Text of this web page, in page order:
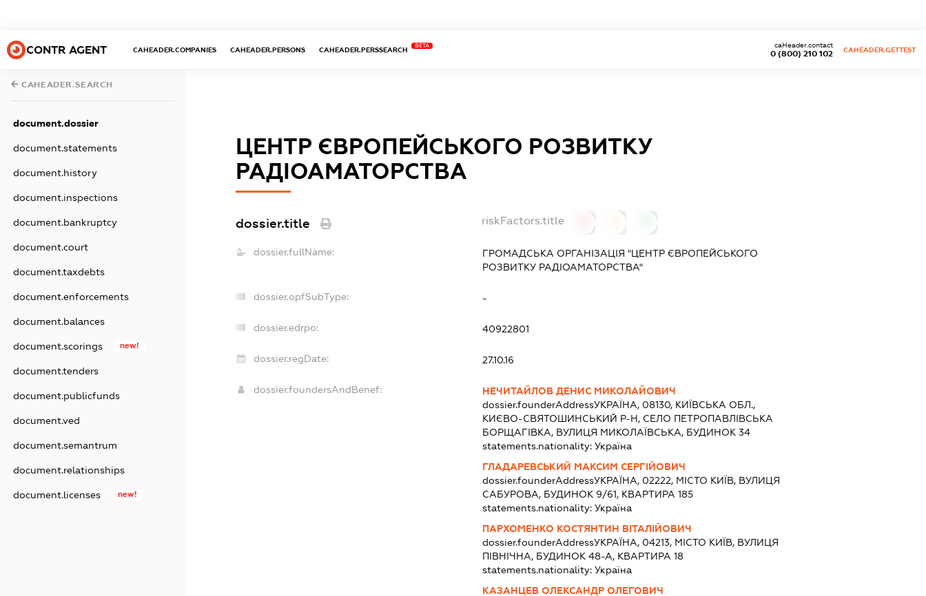
CONTR AGENT CAHEADER.COMPANIES CAHEADER.PERSONS CAHEADER.PERSSEARCH
BETA
0 (800) 210 102
caHeader.contact
CAHEADER.GETTEST
CAHEADER.SEARCH
document.dossier
document.statements
document.history
document.inspections
document.bankruptcy
document.court
document.taxdebts
document.enforcements
document.balances
document.scorings new!
document.tenders
document.publicfunds
document.ved
document.semantrum
document.relationships
document.licenses new!
ЦЕНТР ЄВРОПЕЙСЬКОГО РОЗВИТКУ
РАДІОАМАТОРСТВА
dossier.title riskFactors.title
dossier.fullName:
ГРОМАДСЬКА ОРГАНІЗАЦІЯ "ЦЕНТР ЄВРОПЕЙСЬКОГО
РОЗВИТКУ РАДІОАМАТОРСТВА"
dossier.opfSubType: -
dossier.edrpo: 40922801
dossier.regDate: 27.10.16
dossier.foundersAndBenef:
НЕЧИТАЙЛОВ ДЕНИС МИКОЛАЙОВИЧ
dossier.founderAddressУКРАЇНА, 08130, КИЇВСЬКА ОБЛ.,
КИЄВО-СВЯТОШИНСЬКИЙ Р-Н, СЕЛО ПЕТРОПАВЛІВСЬКА
БОРЩАГІВКА, ВУЛИЦЯ МИКОЛАЇВСЬКА, БУДИНОК 34
statements.nationality: Україна
ГЛАДАРЕВСЬКИЙ МАКСИМ СЕРГІЙОВИЧ
dossier.founderAddressУКРАЇНА, 02222, МІСТО КИЇВ, ВУЛИЦЯ
САБУРОВА, БУДИНОК 9/61, КВАРТИРА 185
statements.nationality: Україна
ПАРХОМЕНКО КОСТЯНТИН ВІТАЛІЙОВИЧ
dossier.founderAddressУКРАЇНА, 04213, МІСТО КИЇВ, ВУЛИЦЯ
ПІВНІЧНА, БУДИНОК 48-А, КВАРТИРА 18
statements.nationality: Україна
КАЗАНЦЕВ ОЛЕКСАНДР ОЛЕГОВИЧ